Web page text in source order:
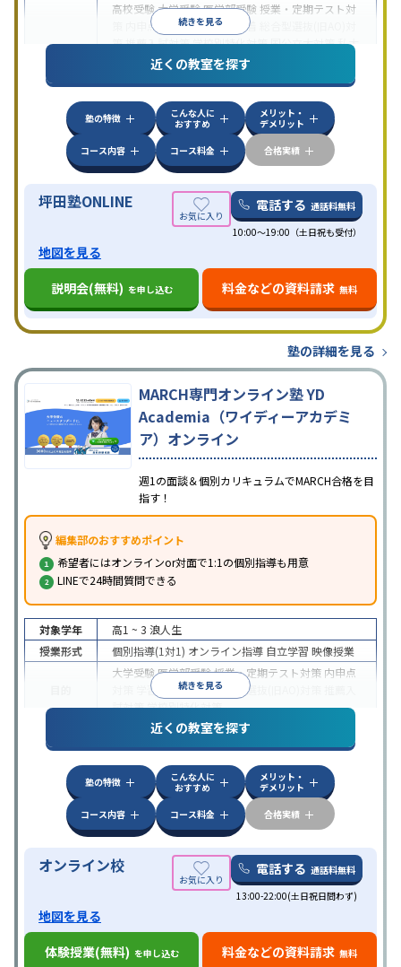
続きを見る
高校受験大学受験医学部受験 授業・定期テスト対
内申点対策学習習慣の定着
策推薦入試対策学校別特化対策国公立大対策私大
共通テスト対策英検(英語検定)対策
その
特徴
中高一貫校生に対応授業の振替可能 不登校生に対
学習にPC・タブレットを利用オンライン対応
科目から受講可能季節講習のみの受講可発達障害
の子どもに対応
近くの教室を探す
塾の特徴
こんな人に
おすすめ
メリット・
デメリット
コース内容
コース料金 合格実績
坪田塾ONLINE 電話する 通話料無料
10:00～19:00（土日祝も受付）
地図を見る
説明会(無料) を申し込む 料金などの資料請求 無料
塾の詳細を見る
MARCH専門オンライン塾 YD
Academia（ワイディーアカデミ
ア）オンライン
週1の面談＆個別カリキュラムでMARCH合格を目
指す！
編集部のおすすめポイント
希望者にはオンラインor対面で1:1の個別指導も用意
LINEで24時間質問できる
続きを見る
対象学年 高1 ~ 3 浪人生
授業形式
個別指導(1対1) オンライン指導 自立学習 映像授業
大学受験医学部受験授業・定期テスト対策 内申点
学習習慣の定着 総合型選抜(旧AO)対策
試対策学校別特化対策
特徴
中高一貫校生に対応授業の振替可能
学習にPC・タブレットを利用オンライン対応1
科目から受講可能
近くの教室を探す
塾の特徴
こんな人に
おすすめ
メリット・
デメリット
コース内容
コース料金 合格実績
オンライン校 電話する 通話料無料
13:00-22:00(土日祝日問わず)
地図を見る
体験授業(無料) を申し込む 料金などの資料請求 無料